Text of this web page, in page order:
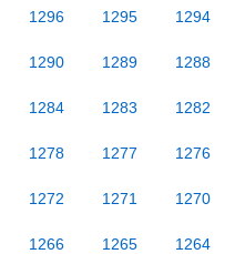
1296 1295 1294
1290 1289 1288
1284 1283 1282
1278 1277 1276
1272 1271 1270
1266 1265 1264